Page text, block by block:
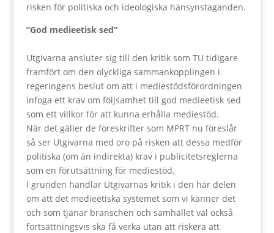
risken för politiska och ideologiska hänsynstaganden.
”God medieetisk sed”
Utgivarna ansluter sig till den kritik som TU tidigare
framfört om den olyckliga sammankopplingen i
regeringens beslut om att i mediestödsförordningen
infoga ett krav om följsamhet till god medieetisk sed
som ett villkor för att kunna erhålla mediestöd.
När det gäller de föreskrifter som MPRT nu föreslår
så ser Utgivarna med oro på risken att dessa medför
politiska (om än indirekta) krav i publicitetsreglerna
som en förutsättning för mediestöd.
I grunden handlar Utgivarnas kritik i den här delen
om att det medieetiska systemet som vi känner det
och som tjänar branschen och samhället väl också
fortsättningsvis ska få verka utan att riskera att